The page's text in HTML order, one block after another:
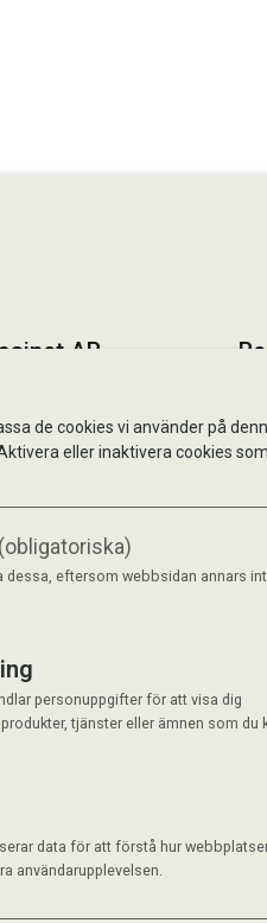
AB
de cookies vi använder på
eller inaktivera cookies som
(obligatoriska)
dessa, eftersom webbsidan annars
personuppgifter för att visa dig
tjänster eller ämnen som du
data för att förstå hur
användarupplevelsen.